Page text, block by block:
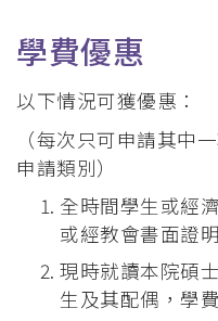
學費優惠
以下情況可獲優惠：
（每次只可申請其中
申請類別）
全時間學生或經
或經教會書面證
現時就讀本院碩
生及其配偶，學